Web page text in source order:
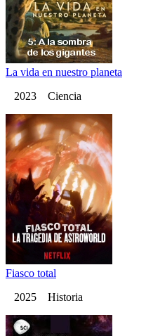
La vida en nuestro planeta
2023 Ciencia
Fiasco total
2025 Historia